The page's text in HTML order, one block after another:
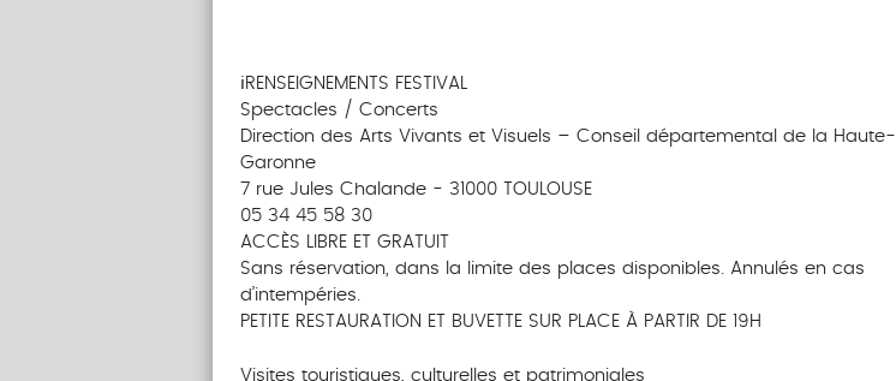
ℹRENSEIGNEMENTS FESTIVAL
Spectacles / Concerts
Direction des Arts Vivants et Visuels – Conseil départemental de la Haute-
Garonne
7 rue Jules Chalande - 31000 TOULOUSE
05 34 45 58 30
ACCÈS LIBRE ET GRATUIT
Sans réservation, dans la limite des places disponibles. Annulés en cas
d’intempéries.
PETITE RESTAURATION ET BUVETTE SUR PLACE À PARTIR DE 19H
Visites touristiques, culturelles et patrimoniales